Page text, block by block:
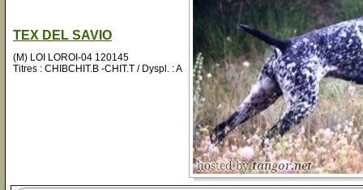
TEX DEL SAVIO
(M) LOI LOROI-04 120145
Titres : CHIBCHIT.B -CHIT.T / Dyspl. : A